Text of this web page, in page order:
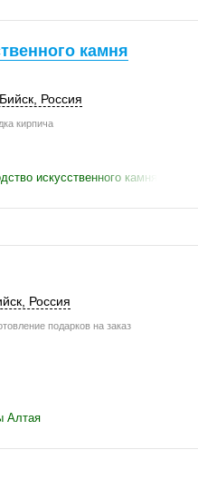
камня
Бийск Россия
кирпича
искусственного камня
Россия
подарков на заказ
Алтая